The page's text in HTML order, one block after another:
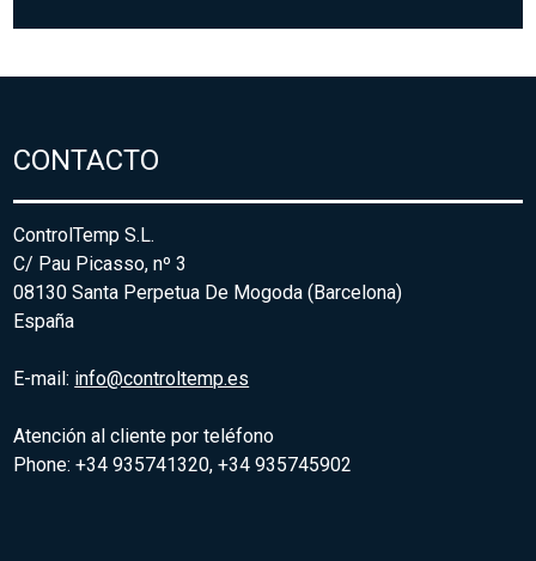
CONTACTO
ControlTemp S.L.
C/ Pau Picasso, nº 3
08130 Santa Perpetua De Mogoda (Barcelona)
España
E-mail: info@controltemp.es
Atención al cliente por teléfono
Phone: +34 935741320, +34 935745902